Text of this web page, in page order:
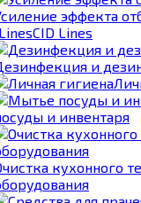
эффекта
CID Lines
и
и инвентаря
кухонного